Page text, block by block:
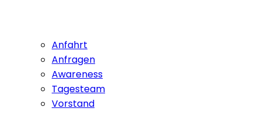
Anfahrt
Anfragen
Awareness
Tagesteam
Vorstand